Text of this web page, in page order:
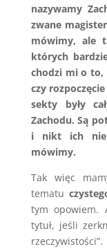
nazywamy
zwane
mówimy, ale
których
chodzi mi o to,
czy
sekty były
Zachodu. Są
i nikt ich nie
mówimy.
Tak więc
tematu
tym opowiem.
tytuł, jeśli
rzeczywistości”.